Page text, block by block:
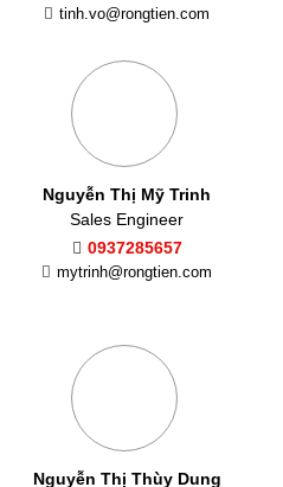
tinh.vo@rongtien.com
Nguyễn Thị Mỹ Trinh
Sales Engineer
0937285657
mytrinh@rongtien.com
Nguyễn Thị Thùy Dung